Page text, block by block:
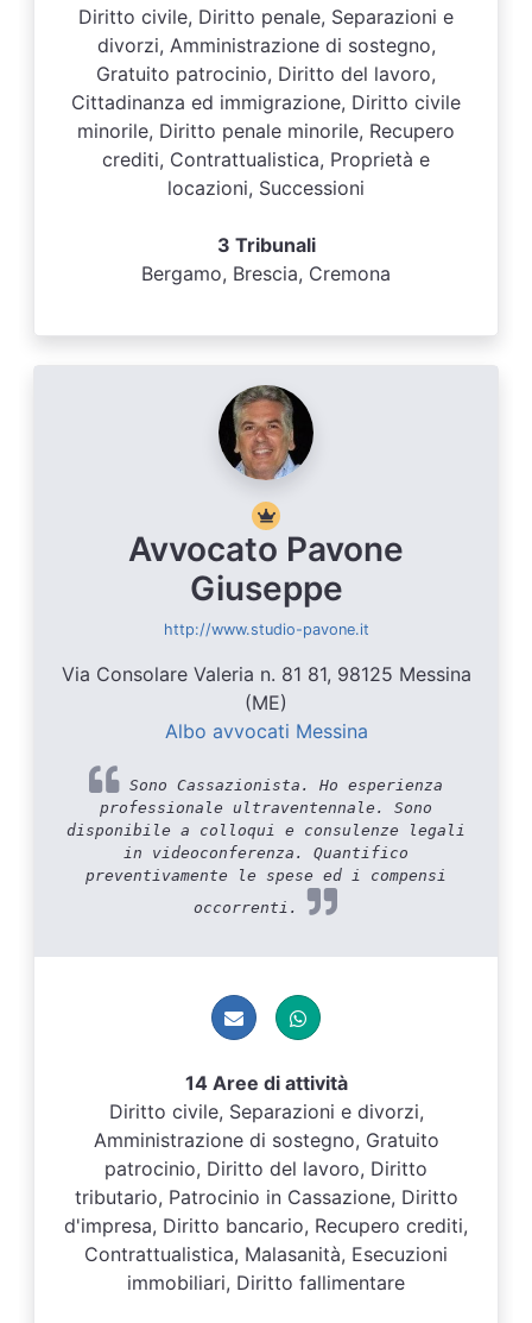
Diritto civile, Diritto penale, Separazioni e
divorzi, Amministrazione di sostegno,
Gratuito patrocinio, Diritto del lavoro,
Cittadinanza ed immigrazione, Diritto civile
minorile, Diritto penale minorile, Recupero
crediti, Contrattualistica, Proprietà e
locazioni, Successioni
3 Tribunali
Bergamo, Brescia, Cremona
Avvocato Pavone
Giuseppe
http://www.studio-pavone.it
Via Consolare Valeria n. 81 81, 98125 Messina
(ME)
Albo avvocati Messina
Sono Cassazionista. Ho esperienza
professionale ultraventennale. Sono
disponibile a colloqui e consulenze legali
in videoconferenza. Quantifico
preventivamente le spese ed i compensi
occorrenti.
14 Aree di attività
Diritto civile, Separazioni e divorzi,
Amministrazione di sostegno, Gratuito
patrocinio, Diritto del lavoro, Diritto
tributario, Patrocinio in Cassazione, Diritto
d'impresa, Diritto bancario, Recupero crediti,
Contrattualistica, Malasanità, Esecuzioni
immobiliari, Diritto fallimentare